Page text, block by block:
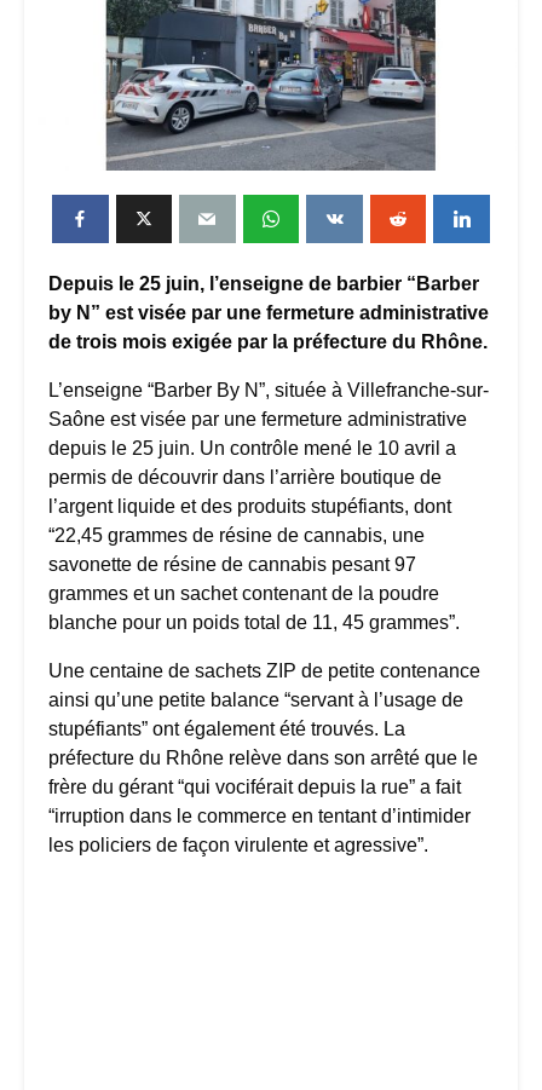
Depuis le 25 juin, l’enseigne de barbier “Barber
by N” est visée par une fermeture administrative
de trois mois exigée par la préfecture du Rhône.
L’enseigne “Barber By N”, située à Villefranche-sur-
Saône est visée par une fermeture administrative
depuis le 25 juin. Un contrôle mené le 10 avril a
permis de découvrir dans l’arrière boutique de
l’argent liquide et des produits stupéfiants, dont
“22,45 grammes de résine de cannabis, une
savonette de résine de cannabis pesant 97
grammes et un sachet contenant de la poudre
blanche pour un poids total de 11, 45 grammes”.
Une centaine de sachets ZIP de petite contenance
ainsi qu’une petite balance “servant à l’usage de
stupéfiants” ont également été trouvés. La
préfecture du Rhône relève dans son arrêté que le
frère du gérant “qui vociférait depuis la rue” a fait
“irruption dans le commerce en tentant d’intimider
les policiers de façon virulente et agressive”.